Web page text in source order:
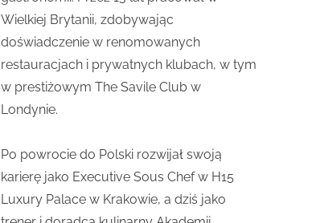
Wielkiej Brytanii, zdobywając
doświadczenie w renomowanych
restauracjach i prywatnych klubach, w tym
w prestiżowym The Savile Club w
Londynie.
Po powrocie do Polski rozwijał swoją
karierę jako Executive Sous Chef w H15
Luxury Palace w Krakowie, a dziś jako